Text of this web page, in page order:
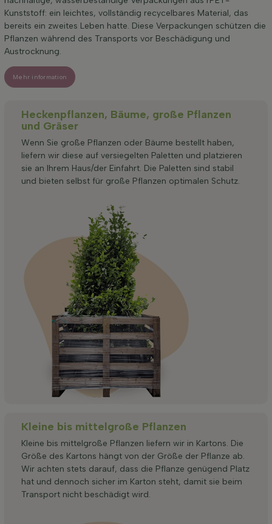
Kunststoff: ein leichtes, vollständig recycelbares Material, das
bereits ein zweites Leben hatte. Diese Verpackungen schützen die
Pflanzen während des Transports vor Beschädigung und
Austrocknung.
Mehr information
Heckenpflanzen, Bäume, große Pflanzen
und Gräser
Wenn Sie große Pflanzen oder Bäume bestellt haben,
liefern wir diese auf versiegelten Paletten und platzieren
sie an Ihrem Haus/der Einfahrt. Die Paletten sind stabil
und bieten selbst für große Pflanzen optimalen Schutz.
Kleine bis mittelgroße Pflanzen
Kleine bis mittelgroße Pflanzen liefern wir in Kartons. Die
Größe des Kartons hängt von der Größe der Pflanze ab.
Wir achten stets darauf, dass die Pflanze genügend Platz
hat und dennoch sicher im Karton steht, damit sie beim
Transport nicht beschädigt wird.